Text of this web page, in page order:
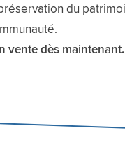
du
vente dès maintenant.